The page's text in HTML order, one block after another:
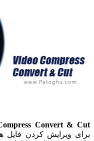
Convert & Cut
برای ویرایش کردن فایل